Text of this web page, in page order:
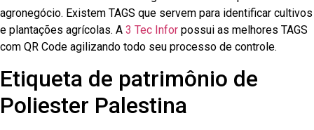
agronegócio. Existem TAGS que servem para identificar cultivos
e plantações agrícolas. A 3 Tec Infor possui as melhores TAGS
com QR Code agilizando todo seu processo de controle.
Etiqueta de patrimônio de
Poliester Palestina